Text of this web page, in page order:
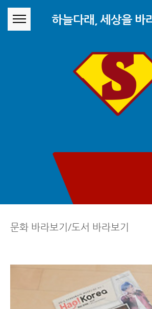
하늘다래, 세상을 바
문화 바라보기/도서 바라보기